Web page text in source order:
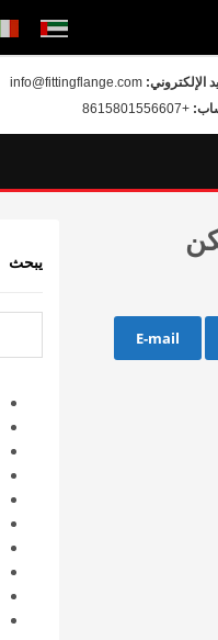
الإلكتروني: info@fittingflange.com
+8615801556607
E-mail
يبحث